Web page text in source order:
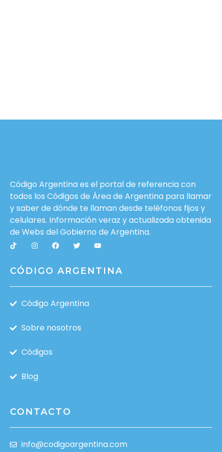
Código Argentina es el portal de referencia con
todos los Códigos de Área de Argentina para llamar
y saber de dónde te llaman desde teléfonos fijos y
celulares. Información veraz y actualizada obtenida
de Webs delGobierno de Argentina.
CÓDIGO ARGENTINA
Código Argentina
Sobre nosotros
Códigos
Blog
CONTACTO
info@codigoargentina.com